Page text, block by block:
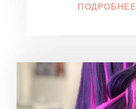
ПОДРОБНЕЕ